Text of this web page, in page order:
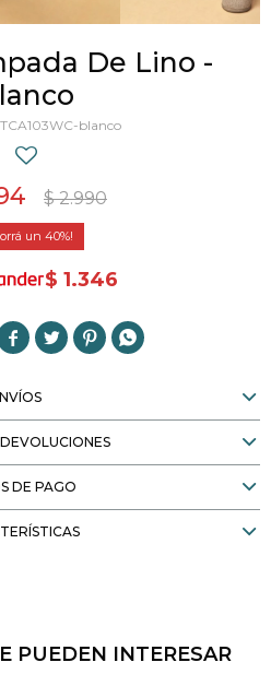
De Lino -
blanco
$ 2.990
40
$ 1.346
   
DE PAGO
PUEDEN INTERESAR